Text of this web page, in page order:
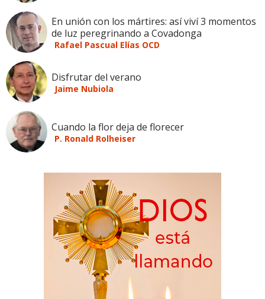
En unión con los mártires: así viví 3 momentos
de luz peregrinando a Covadonga
Rafael Pascual Elías OCD
Disfrutar del verano
Jaime Nubiola
Cuando la flor deja de florecer
P. Ronald Rolheiser